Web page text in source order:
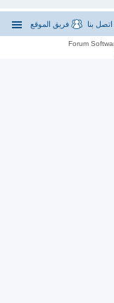
فريق الموقع اتصل بنا